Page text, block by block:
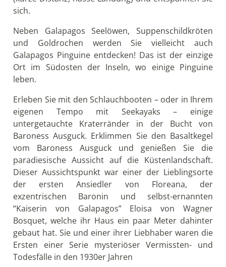
Samstag AM – Gardner Bucht (Española)
An der nordöstlichen Küste der Insel
Española bietet die Gardner Bucht einen
wundervollen Ort. um sich im türkisen Meer zu
erfrischen und die große Anzahl der farbenfrohen
Rifffische zu bestaunen. Schnorcheln Sie Seite an
Sie die Nähe der verspielten Galapagos Seelöwen.
Der weiße Sandstrand ist zusätzlich eine wichtige
Brutstätte für die grünen Meeresschildkröten. Im
kristallklaren Ozean kann man unter gegebenen
Umständen auch Wale entdecken.
PM – Suarez Point (Española)
Dieses felsige Gebiet ist das Zuhause von den
eindrucksvollsten und verschiedensten Seevögeln
des Archipels. Der vom aussterben bedrohte
Galapagos Albatross kehrt jährlich (März –
Dezember) zur Española Insel zurück. Dies
ermöglicht Besuchern den von Pfeifen und
Verbeugungen geprägten Balztanz zu bestaunen